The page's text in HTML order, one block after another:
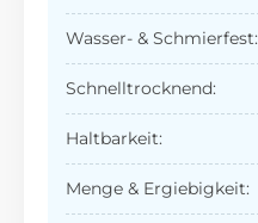
Wasser- & Schmierfest:
Schnelltrocknend:
Haltbarkeit:
Menge & Ergiebigkeit: